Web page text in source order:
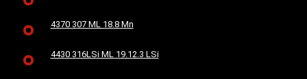
4370 307 ML 18.8 Mn
4430 316LSi ML 19.12.3 LSi